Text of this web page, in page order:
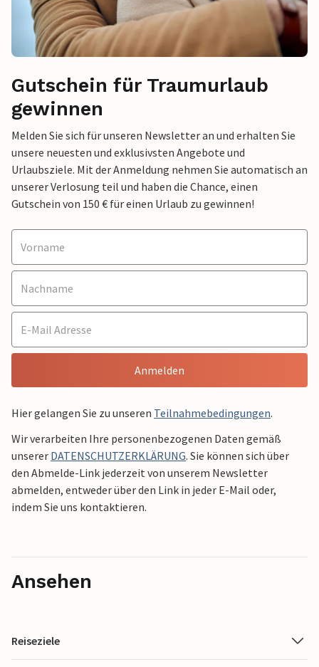
Gutschein für Traumurlaub
gewinnen
Melden Sie sich für unseren Newsletter an und erhalten Sie
unsere neuesten und exklusivsten Angebote und
Urlaubsziele. Mit der Anmeldung nehmen Sie automatisch an
unserer Verlosung teil und haben die Chance, einen
Gutschein von 150 € für einen Urlaub zu gewinnen!
Anmelden
Hier gelangen Sie zu unseren Teilnahmebedingungen.
Wir verarbeiten Ihre personenbezogenen Daten gemäß
unserer DATENSCHUTZERKLÄRUNG. Sie können sich über
den Abmelde-Link jederzeit von unserem Newsletter
abmelden, entweder über den Link in jeder E-Mail oder,
indem Sie uns kontaktieren.
Ansehen
Reiseziele